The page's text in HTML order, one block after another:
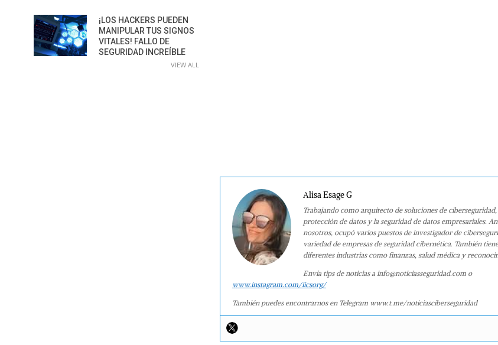
Alisa Esage G
Trabajando como arquitecto de soluciones de ciberseguridad,
protección de datos y la seguridad de datos empresariales.
nosotros, ocupó varios puestos de investigador de
variedad de empresas de seguridad cibernética. También
diferentes industrias como finanzas, salud médica y
Envía tips de noticias a info@noticiasseguridad.com o
www.instagram.com/iicsorg/
También puedes encontrarnos en Telegram www.t.me/noticiasciberseguridad
¡LOS HACKERS PUEDEN
MANIPULAR TUS SIGNOS
VITALES! FALLO DE
SEGURIDAD INCREÍBLE
VIEW ALL